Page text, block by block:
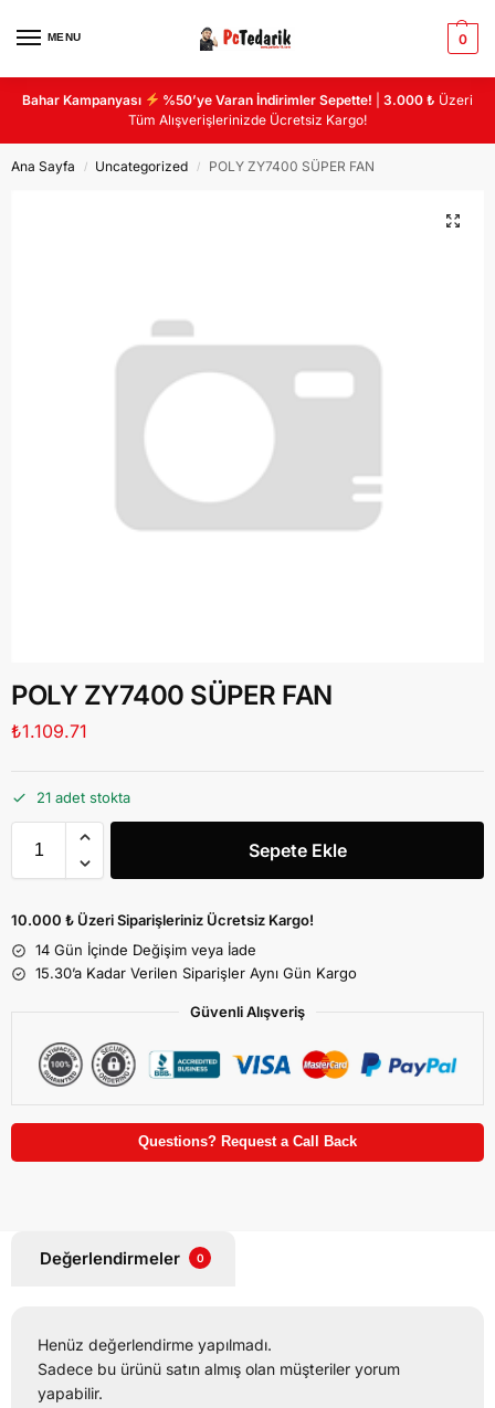
MENU 0
Bahar Kampanyası %50’ye Varan İndirimler Sepette! |3.000 ₺ Üzeri
Tüm Alışverişlerinizde Ücretsiz Kargo!
Ana Sayfa / Uncategorized / POLY ZY7400 SÜPER FAN
POLY ZY7400 SÜPER FAN
₺1.109.71
21 adet stokta
Sepete Ekle
10.000 ₺ Üzeri Siparişleriniz Ücretsiz Kargo!
14 Gün İçinde Değişim veya İade
15.30’a Kadar Verilen Siparişler Aynı Gün Kargo
Güvenli Alışveriş
Questions? Request a Call Back
Değerlendirmeler 0
Henüz değerlendirme yapılmadı.
Sadece bu ürünü satın almış olan müşteriler yorum
yapabilir.